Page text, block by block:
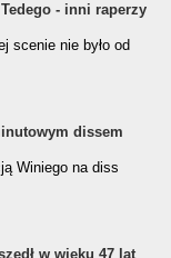
- inni raperzy
scenie nie było od
dissem
Winiego na diss
w wieku 47 lat